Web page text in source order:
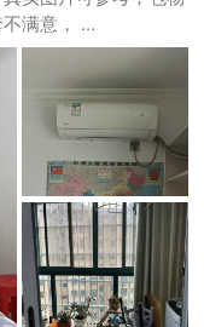
满意， ...